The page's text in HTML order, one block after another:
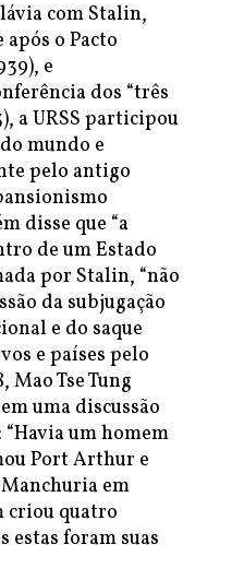
com Stalin,
o Pacto
e
dos “três
a URSS participou
mundo e
pelo antigo
disse que “a
de um Estado
por Stalin, “não
da subjugação
e do saque
e países pelo
Mao Tse Tung
uma discussão
um homem
Port Arthur e
em
criou quatro
estas foram suas